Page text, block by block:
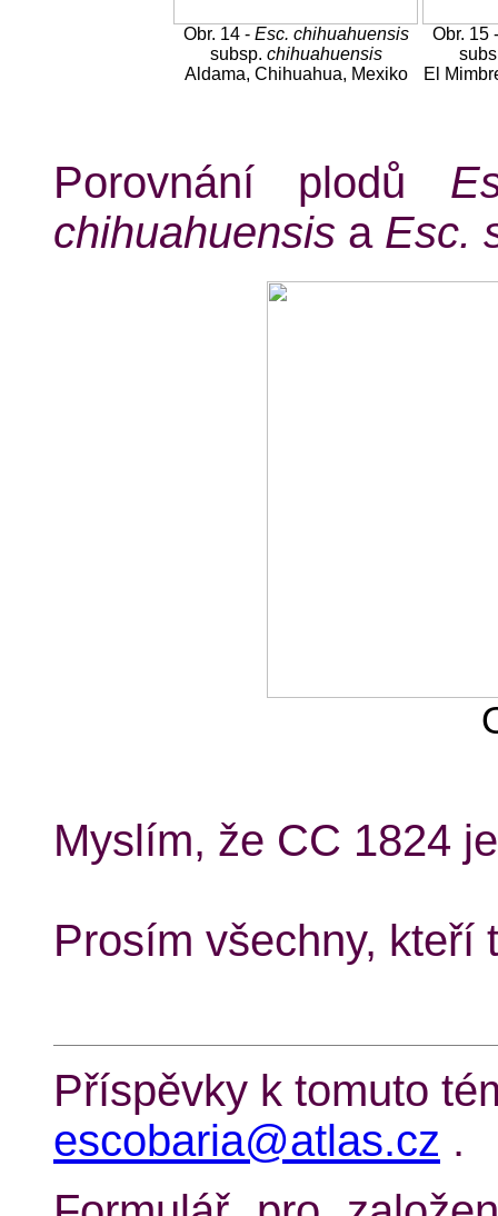
Obr. 14 - Esc. chihuahuensis
subsp. chihuahuensis
Aldama, Chihuahua, Mexiko
Obr. 15
El
Porovnání plodů
chihuahuensis a Esc.
Myslím, že CC 1824
Prosím všechny, kteří
Příspěvky k tomuto
escobaria@atlas.cz .